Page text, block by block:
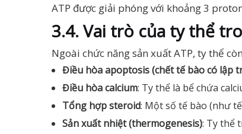
ATP được giải phóng với khoảng 3
3.4. Vai trò của ty thể
Ngoài chức năng sản xuất ATP, ty thể
Điều hòa apoptosis (chết tế bào có lập
Điều hòa calcium: Ty thể là bể chứa
Tổng hợp steroid: Một số tế bào (như
Sản xuất nhiệt (thermogenesis): Ty thể